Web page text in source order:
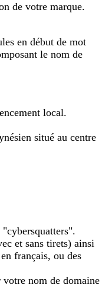
de votre marque.
en début de mot
le nom de
local.
situé au centre
et sans tirets) ainsi
français, ou des
nom de domaine